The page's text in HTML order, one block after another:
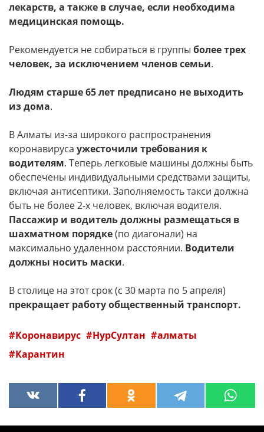
лекарств, а также в случае, если необходима
медицинская помощь.
Рекомендуется не собираться в группы более трех
человек, за исключением членов семьи.
Людям старше 65 лет предписано не выходить
из дома.
В Алматы из-за широкого распространения
коронавируса ужесточили требования к
водителям. Теперь легковые машины должны быть
обеспечены индивидуальными средствами защиты,
включая антисептики. Заполняемость такси должна
быть не более 2-х человек, включая водителя.
Пассажир и водитель должны размещаться в
шахматном порядке(по диагонали) на
максимально удаленном расстоянии. Водители
должны носить маски.
В столице на этот срок (с 30 марта по 5 апреля)
прекращает работу общественный транспорт.
Коронавирус НурСултан
алматы
Карантин